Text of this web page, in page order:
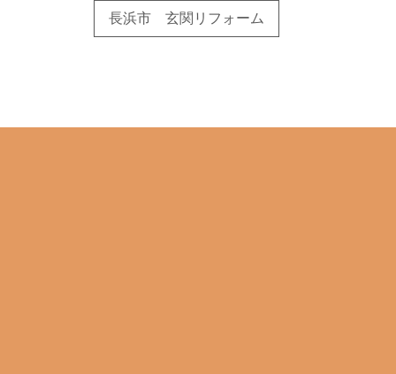
長浜市 玄関リフォーム